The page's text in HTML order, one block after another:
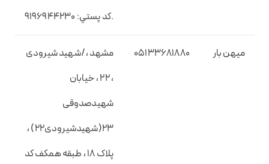
.کد پستي: 9196944230
میهن بار 05133681880
مشهد ، /شهید شیرودی
، 22 ، خیابان
شهیدصدوقی
23(شهیدشیرودی22) ،
پلاک 18 ، طبقه همکف کد